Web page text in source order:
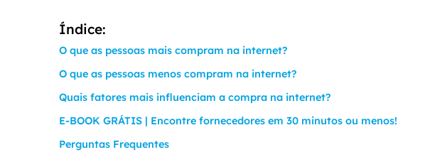
Índice:
O que as pessoas mais compram na internet?
O que as pessoas menos compram na internet?
Quais fatores mais influenciam a compra na internet?
E-BOOK GRÁTIS | Encontre fornecedores em 30 minutos ou menos!
Perguntas Frequentes